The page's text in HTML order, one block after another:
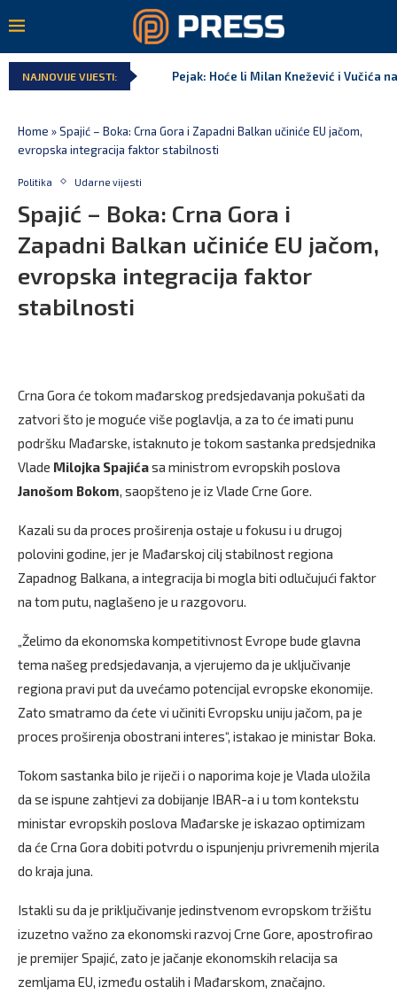
NAJNOVIJE VIJESTI: Pejak: Hoće li Milan Knežević i Vučića
Home »Spajić – Boka: Crna Gora i Zapadni Balkan učiniće EU jačom,
evropska integracija faktor stabilnosti
Politika Udarne vijesti
Spajić – Boka: Crna Gora i
Zapadni Balkan učiniće EU jačom,
evropska integracija faktor
stabilnosti
Crna Gora će tokom mađarskog predsjedavanja pokušati da
zatvori što je moguće više poglavlja, a za to će imati punu
podršku Mađarske, istaknuto je tokom sastanka predsjednika
Vlade Milojka Spajićasa ministrom evropskih poslova
Janošom Bokom, saopšteno je iz Vlade Crne Gore.
Kazali su da proces proširenja ostaje u fokusu i u drugoj
polovini godine, jer je Mađarskoj cilj stabilnost regiona
Zapadnog Balkana, a integracija bi mogla biti odlučujući faktor
na tom putu, naglašeno je u razgovoru.
„Želimo da ekonomska kompetitivnost Evrope bude glavna
tema našeg predsjedavanja, a vjerujemo da je uključivanje
regiona pravi put da uvećamo potencijal evropske ekonomije.
Zato smatramo da ćete vi učiniti Evropsku uniju jačom, pa je
proces proširenja obostrani interes“, istakao je ministar Boka.
Tokom sastanka bilo je riječi i o naporima koje je Vlada uložila
da se ispune zahtjevi za dobijanje IBAR-a i u tom kontekstu
ministar evropskih poslova Mađarske je iskazao optimizam
da će Crna Gora dobiti potvrdu o ispunjenju privremenih mjerila
do kraja juna.
Istakli su da je priključivanje jedinstvenom evropskom tržištu
izuzetno važno za ekonomski razvoj Crne Gore, apostrofirao
je premijer Spajić, zato je jačanje ekonomskih relacija sa
zemljama EU, između ostalih i Mađarskom, značajno.